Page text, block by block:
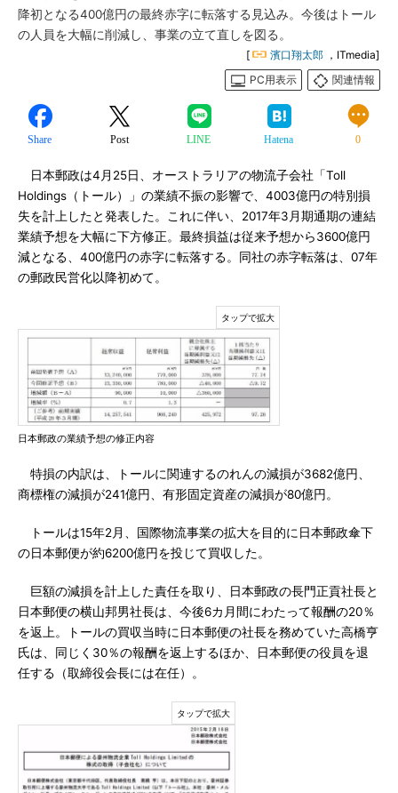
降初となる400億円の最終赤字に転落する見込み。今後はトール
の人員を大幅に削減し、事業の立て直しを図る。
[ 濱口翔太郎 ，ITmedia]
PC用表示
関連情報
Share Post LINE Hatena 0
日本郵政は4月25日、オーストラリアの物流子会社「Toll
Holdings（トール）」の業績不振の影響で、4003億円の特別損
失を計上したと発表した。これに伴い、2017年3月期通期の連結
業績予想を大幅に下方修正。最終損益は従来予想から3600億円
減となる、400億円の赤字に転落する。同社の赤字転落は、07年
の郵政民営化以降初めて。
日本郵政の業績予想の修正内容
特損の内訳は、トールに関連するのれんの減損が3682億円、
商標権の減損が241億円、有形固定資産の減損が80億円。
トールは15年2月、国際物流事業の拡大を目的に日本郵政傘下
の日本郵便が約6200億円を投じて買収した。
巨額の減損を計上した責任を取り、日本郵政の長門正貢社長と
日本郵便の横山邦男社長は、今後6カ月間にわたって報酬の20％
を返上。トールの買収当時に日本郵便の社長を務めていた高橋亨
氏は、同じく30％の報酬を返上するほか、日本郵便の役員を退
任する（取締役会長には在任）。